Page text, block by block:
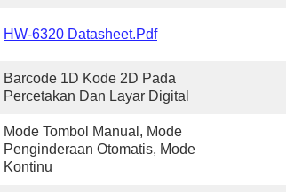
HW-6320 Datasheet.pdf
Barcode 1D Kode 2D Pada
Percetakan Dan Layar Digital
Mode Tombol Manual, Mode
Penginderaan Otomatis, Mode
Kontinu